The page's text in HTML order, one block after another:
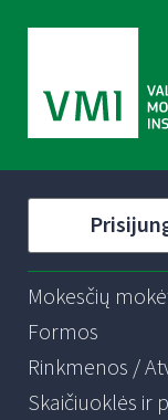
Mokesčių
Formos
Rinkmenos /
Skaičiuoklės ir